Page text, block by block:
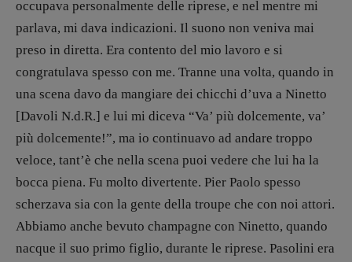
occupava personalmente delle riprese, e nel mentre mi
parlava, mi dava indicazioni. Il suono non veniva mai
preso in diretta. Era contento del mio lavoro e si
congratulava spesso con me. Tranne una volta, quando in
una scena davo da mangiare dei chicchi d’uva a Ninetto
[Davoli N.d.R.] e lui mi diceva “Va’ più dolcemente, va’
più dolcemente!”, ma io continuavo ad andare troppo
veloce, tant’è che nella scena puoi vedere che lui ha la
bocca piena. Fu molto divertente. Pier Paolo spesso
scherzava sia con la gente della troupe che con noi attori.
Abbiamo anche bevuto champagne con Ninetto, quando
nacque il suo primo figlio, durante le riprese. Pasolini era